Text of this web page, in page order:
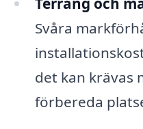
Svåra
det kan krävas
förbereda